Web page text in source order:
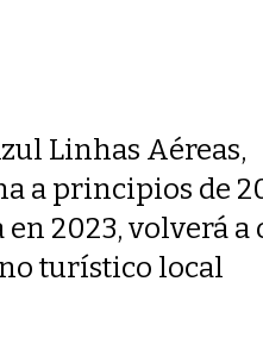
Linhas Aéreas,
a principios de
2023, volverá a
turístico local